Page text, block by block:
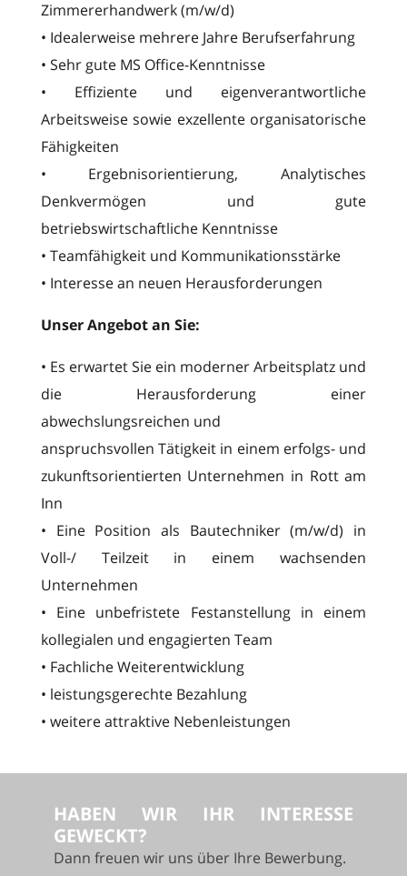
Zimmererhandwerk (m/w/d)
• Idealerweise mehrere Jahre Berufserfahrung
• Sehr gute MS Office-Kenntnisse
• Effiziente und eigenverantwortliche
Arbeitsweise sowie exzellente organisatorische
Fähigkeiten
• Ergebnisorientierung, Analytisches
Denkvermögen und gute
betriebswirtschaftliche Kenntnisse
• Teamfähigkeit und Kommunikationsstärke
• Interesse an neuen Herausforderungen
Unser Angebot an Sie:
• Es erwartet Sie ein moderner Arbeitsplatz und
die Herausforderung einer
abwechslungsreichen und
anspruchsvollen Tätigkeit in einem erfolgs- und
zukunftsorientierten Unternehmen in Rott am
Inn
• Eine Position als Bautechniker (m/w/d) in
Voll-/ Teilzeit in einem wachsenden
Unternehmen
• Eine unbefristete Festanstellung in einem
kollegialen und engagierten Team
• Fachliche Weiterentwicklung
• leistungsgerechte Bezahlung
• weitere attraktive Nebenleistungen
HABEN WIR IHR INTERESSE
GEWECKT?
Dann freuen wir uns über Ihre Bewerbung.